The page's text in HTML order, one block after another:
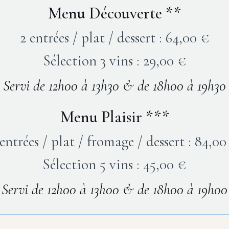
Menu Découverte **
2 entrées / plat / dessert : 64,00 €
Sélection 3 vins : 29,00 €
Servi de 12h00 à 13h30 & de 18h00 à 19h30
Menu Plaisir ***
/ plat / fromage / dessert :
Sélection 5 vins : 45,00 €
Servi de 12h00 à 13h00 & de 18h00 à 19h00